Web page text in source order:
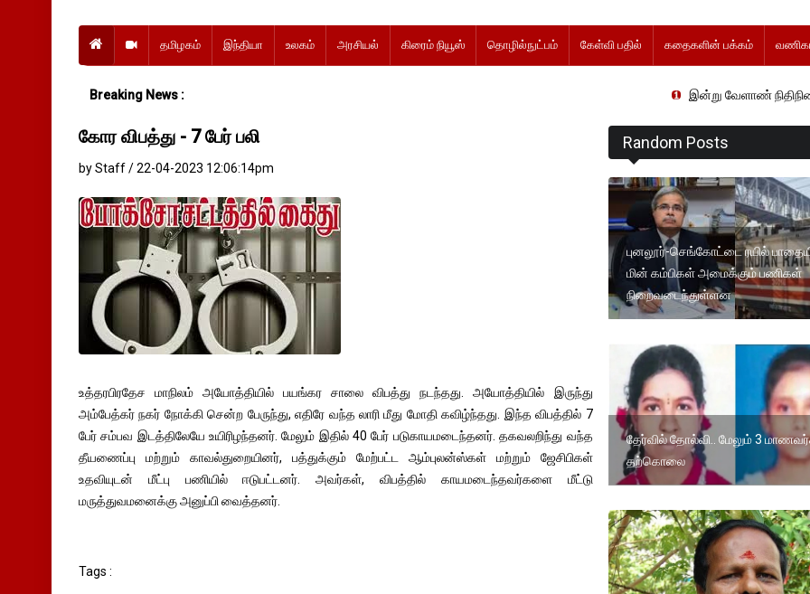
தமிழகம் இந்தியா உலகம் அரசியல் கிரைம் நியூஸ் தொழில்நுட்பம் கேள்வி பதில் கதைகளின் பக்கம்
Breaking News : இன்று வேளாண் நிதிநிலை அறிக்கை
கோர விபத்து - 7 பேர் பலி
by Staff / 22-04-2023 12:06:14pm
உத்தரபிரதேச மாநிலம் அயோத்தியில் பயங்கர சாலை விபத்து நடந்தது. அயோத்தியில் இருந்து
அம்பேத்கர் நகர் நோக்கி சென்ற பேருந்து, எதிரே வந்த லாரி மீது மோதி கவிழ்ந்தது. இந்த விபத்தில் 7
பேர் சம்பவ இடத்திலேயே உயிரிழந்தனர். மேலும் இதில் 40 பேர் படுகாயமடைந்தனர். தகவலறிந்து வந்த
தீயணைப்பு மற்றும் காவல்துறையினர், பத்துக்கும் மேற்பட்ட ஆம்புலன்ஸ்கள் மற்றும் ஜேசிபிகள்
உதவியுடன் மீட்பு பணியில் ஈடுபட்டனர். அவர்கள், விபத்தில் காயமடைந்தவர்களை மீட்டு
மருத்துவமனைக்கு அனுப்பி வைத்தனர்.
Tags :
Random Posts
புனலூர்-செங்கோட்டை ரயில்
மின் கம்பிகள் அமைக்கும் பணிகள்
நிறைவடைந்துள்ளன
தேர்வில் தோல்வி.. மேலும் 3
தற்கொலை